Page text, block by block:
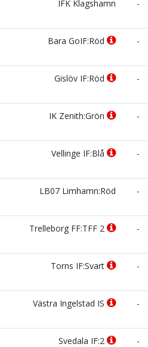
IFK Klagshamn -
Bara GoIF:Röd -
Gislöv IF:Röd -
IK Zenith:Grön -
Vellinge IF:Blå -
LB07 Limhamn:Röd -
Trelleborg FF:TFF 2 -
Torns IF:Svart -
Västra Ingelstad IS -
Svedala IF:2 -